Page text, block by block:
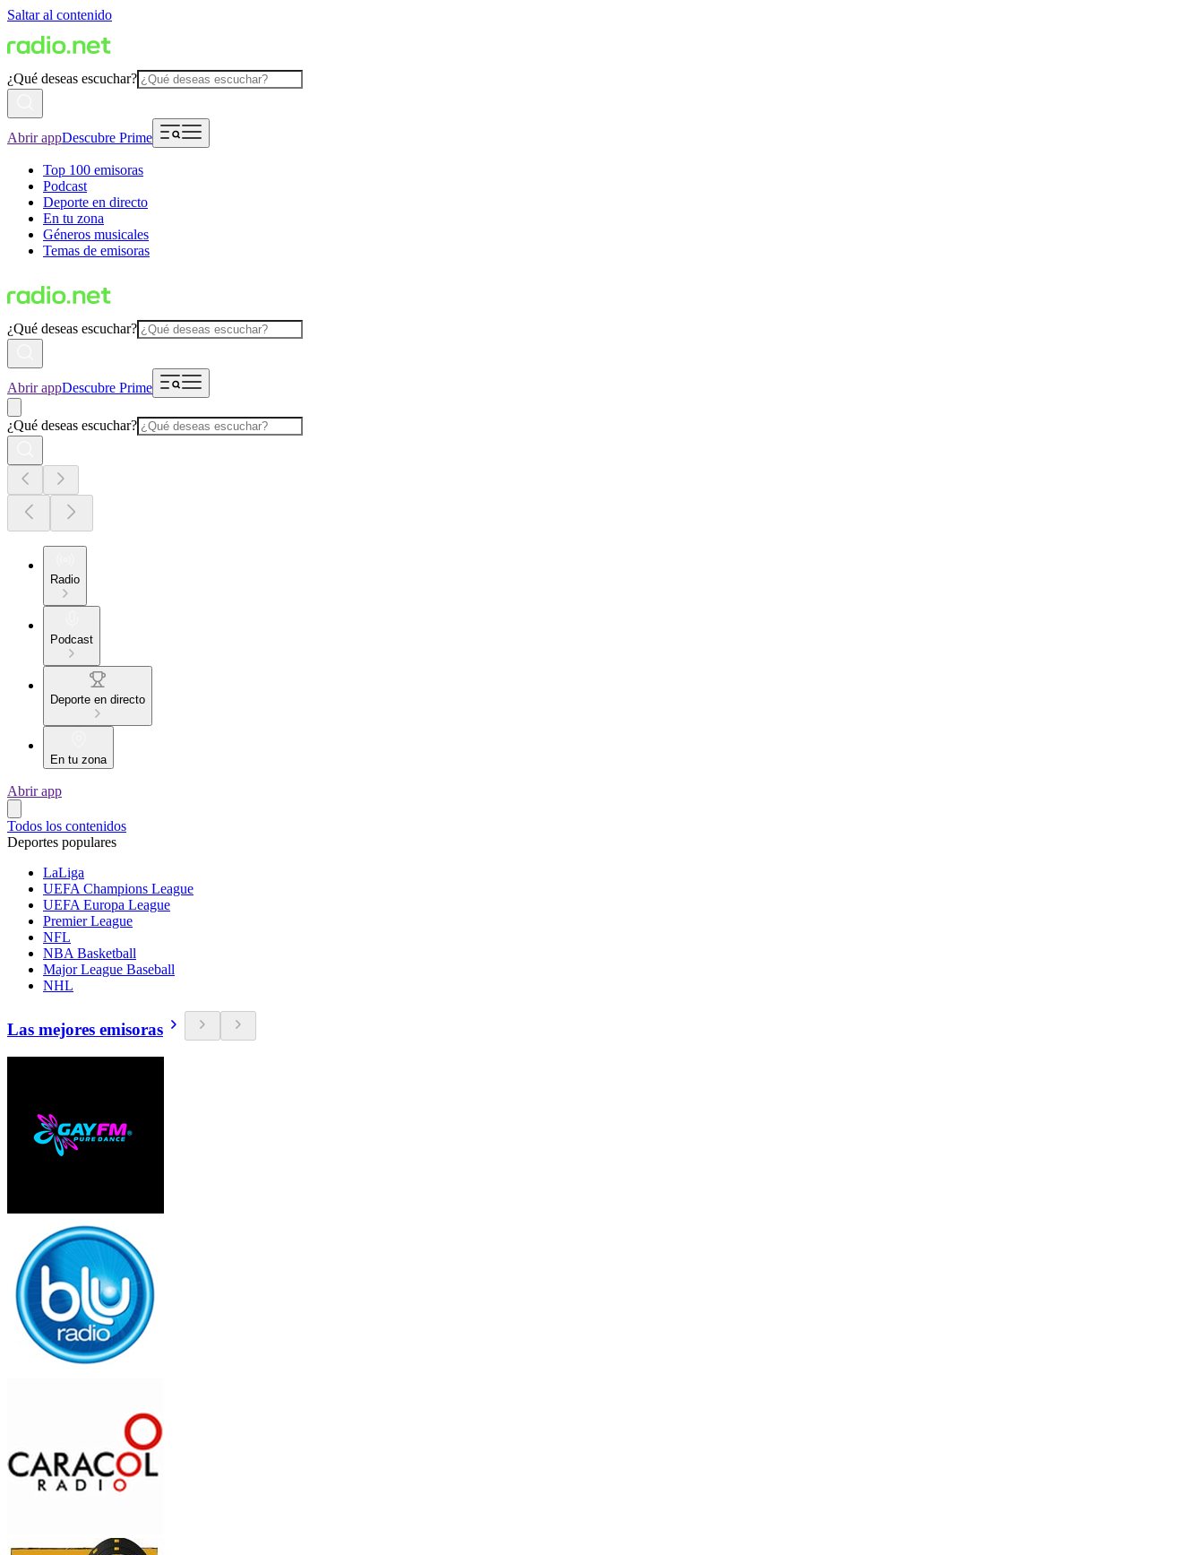
Saltar al contenido
¿Qué deseas escuchar?
Abrir appDescubre Prime
Top 100 emisoras
Podcast
Deporte en directo
En tu zona
Géneros musicales
Temas de emisoras
¿Qué deseas escuchar?
Abrir appDescubre Prime
¿Qué deseas escuchar?
Radio
Podcast
Deporte en directo
En tu zona
Abrir app
Todos los contenidos
Deportes populares
LaLiga
UEFA Champions League
UEFA Europa League
Premier League
NFL
NBA Basketball
Major League Baseball
NHL
Las mejores emisoras